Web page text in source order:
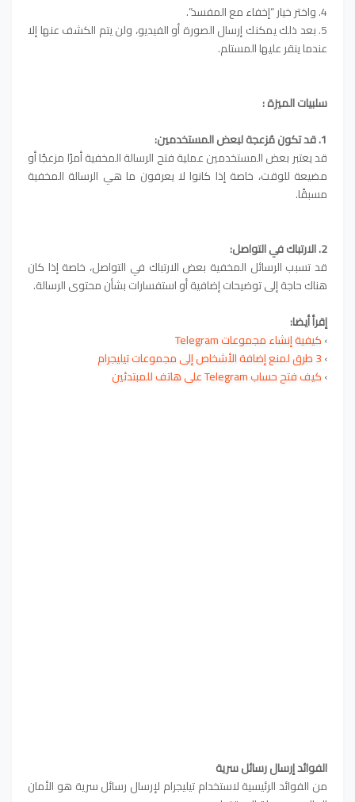
4. واختر خيار “إخفاء مع المفسد”.
5. بعد ذلك يمكنك إرسال الصورة أو الفيديو، ولن يتم الكشف عنها إلا
عندما ينقر عليها المستلم.
سلبيات الميزة :
1. قد تكون مُزعجة لبعض المستخدمين:
قد يعتبر بعض المستخدمين عملية فتح الرسالة المخفية أمرًا مزعجًا أو
مضيعة للوقت، خاصة إذا كانوا لا يعرفون ما هي الرسالة المخفية
مسبقًا.
2. الارتباك في التواصل:
قد تسبب الرسائل المخفية بعض الارتباك في التواصل، خاصة إذا كان
هناك حاجة إلى توضيحات إضافية أو استفسارات بشأن محتوى الرسالة.
إقرأ أيضا:
›كيفية إنشاء مجموعات Telegram
›3 طرق لمنع إضافة الأشخاص إلى مجموعات تيليجرام
›كيف فتح حساب Telegram على هاتف للمبتدئين
الفوائد إرسال رسائل سرية
من الفوائد الرئيسية لاستخدام تيليجرام لإرسال رسائل سرية هو الأمان